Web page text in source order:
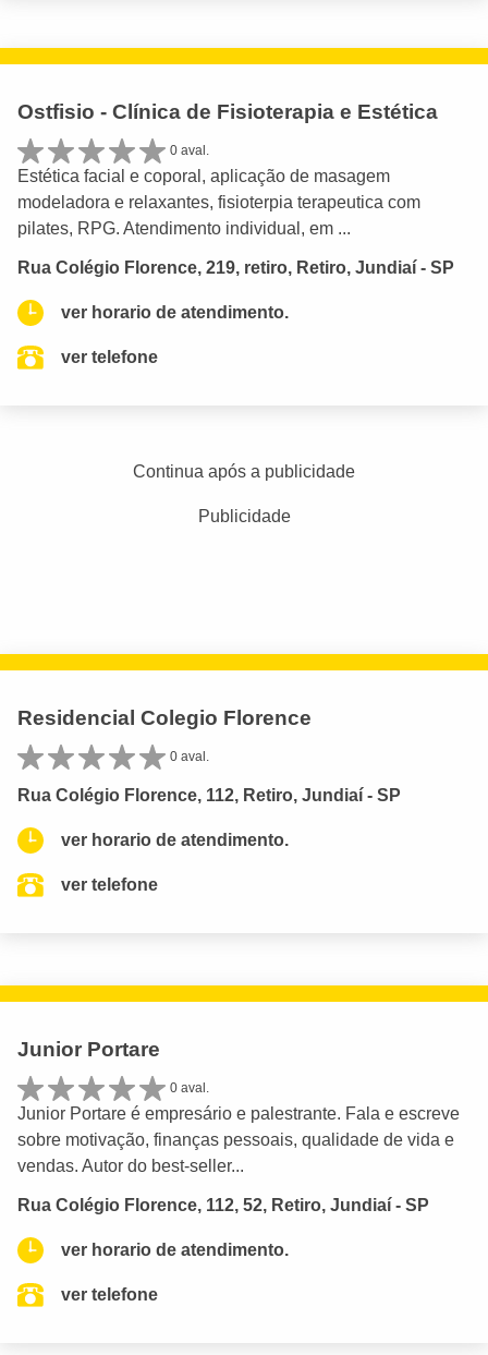
Ostfisio - Clínica de Fisioterapia e Estética
0 aval.
Estética facial e coporal, aplicação de masagem
modeladora e relaxantes, fisioterpia terapeutica com
pilates, RPG. Atendimento individual, em ...
Rua Colégio Florence, 219, retiro, Retiro, Jundiaí - SP
ver horario de atendimento.
ver telefone
Continua após a publicidade
Publicidade
Residencial Colegio Florence
0 aval.
Rua Colégio Florence, 112, Retiro, Jundiaí - SP
ver horario de atendimento.
ver telefone
Junior Portare
0 aval.
Junior Portare é empresário e palestrante. Fala e escreve
sobre motivação, finanças pessoais, qualidade de vida e
vendas. Autor do best-seller...
Rua Colégio Florence, 112, 52, Retiro, Jundiaí - SP
ver horario de atendimento.
ver telefone